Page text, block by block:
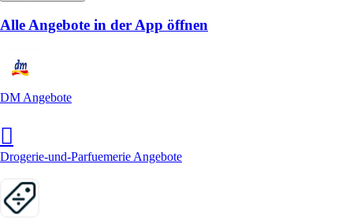
Alle Angebote in der App öffnen
DM Angebote
Drogerie-und-Parfuemerie Angebote